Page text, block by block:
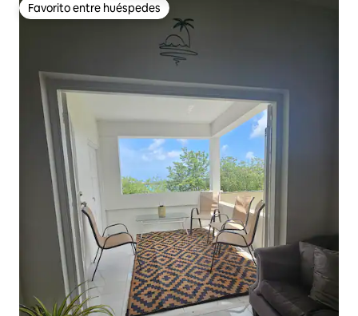
Favorito entre huéspedes
Favorito entre huéspedes